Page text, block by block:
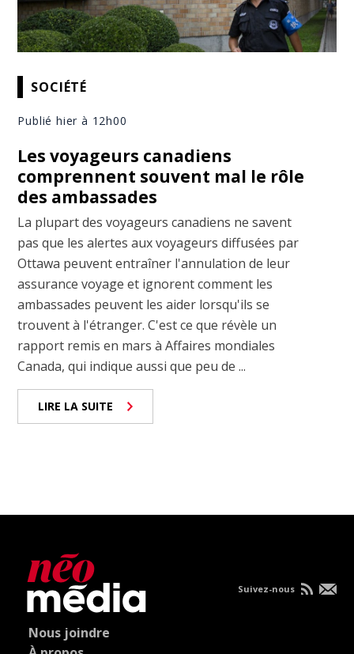
SOCIÉTÉ
Publié hier à 12h00
Les voyageurs canadiens
comprennent souvent mal le rôle
des ambassades
La plupart des voyageurs canadiens ne savent
pas que les alertes aux voyageurs diffusées par
Ottawa peuvent entraîner l'annulation de leur
assurance voyage et ignorent comment les
ambassades peuvent les aider lorsqu'ils se
trouvent à l'étranger. C'est ce que révèle un
rapport remis en mars à Affaires mondiales
Canada, qui indique aussi que peu de ...
LIRE LA SUITE
Nous joindre
Suivez-nous